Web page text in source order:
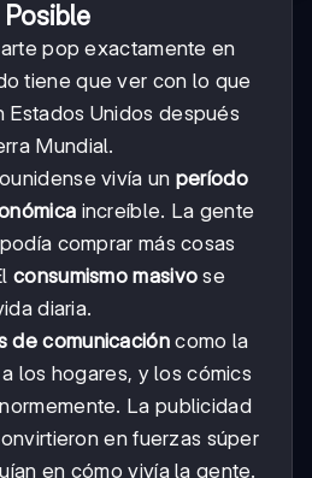
Posible
pop exactamente en
tiene que ver con lo que
Estados Unidos después
Mundial.
vivía un período
increíble. La gente
comprar más cosas
consumismo masivo se
diaria.
de comunicacióncomo la
los hogares, y los cómics
La publicidad
en fuerzas súper
en cómo vivía la gente.